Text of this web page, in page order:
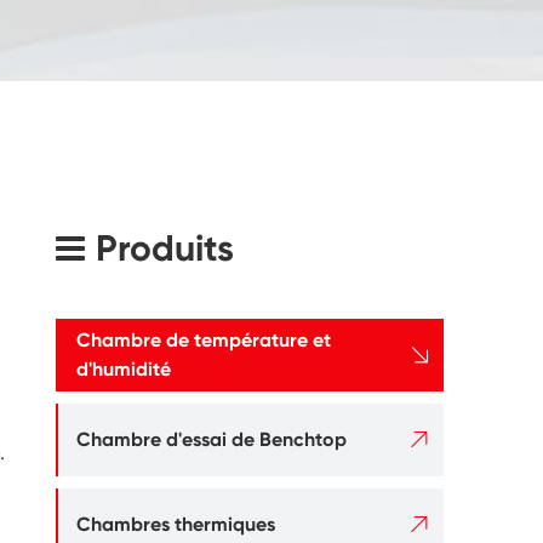
Produits
Chambre de température et
d'humidité

Chambre d'essai de Benchtop 
Chambres thermiques 